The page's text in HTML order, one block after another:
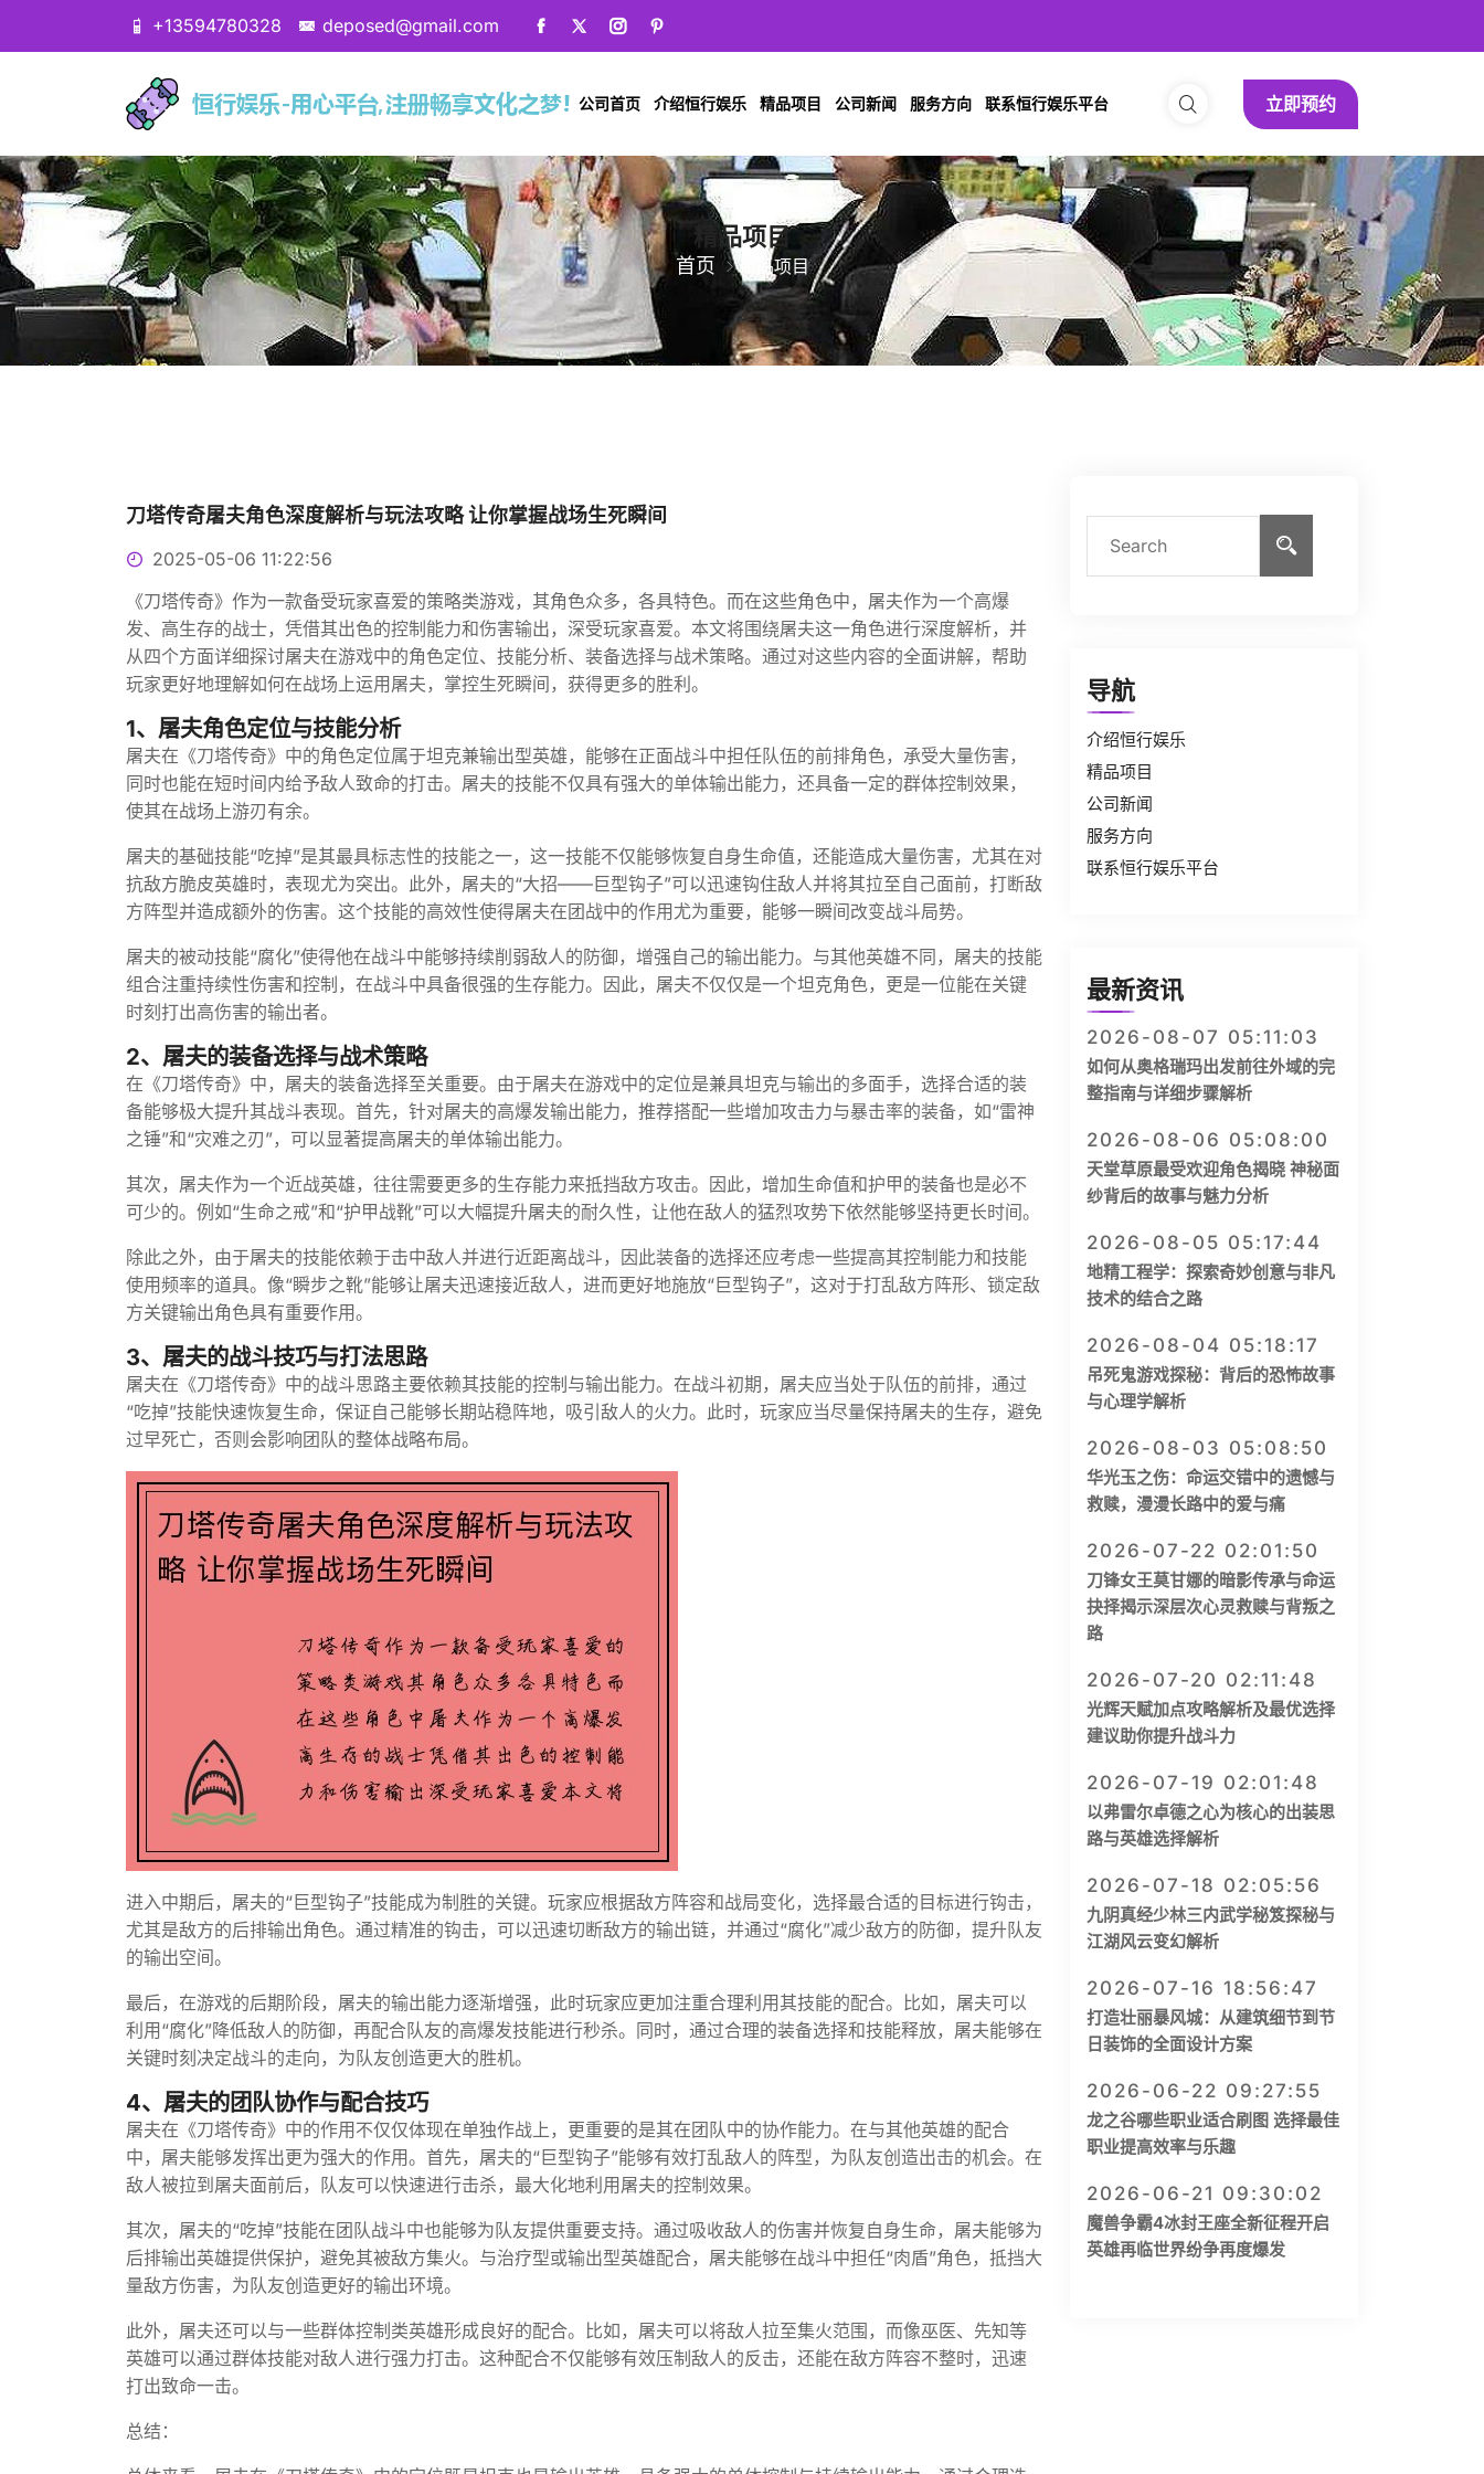
+13594780328 deposed@gmail.com
公司首页 介绍恒行娱乐 精品项目 公司新闻 服务方向 联系恒行娱乐平台 立即预约
精品项目
首页 精品项目
刀塔传奇屠夫角色深度解析与玩法攻略 让你掌握战场生死瞬间
2025-05-06 11:22:56
《刀塔传奇》作为一款备受玩家喜爱的策略类游戏，其角色众多，各具特色。而在这些角色中，屠夫作为一个高爆
发、高生存的战士，凭借其出色的控制能力和伤害输出，深受玩家喜爱。本文将围绕屠夫这一角色进行深度解析，并
从四个方面详细探讨屠夫在游戏中的角色定位、技能分析、装备选择与战术策略。通过对这些内容的全面讲解，帮助
玩家更好地理解如何在战场上运用屠夫，掌控生死瞬间，获得更多的胜利。
1、屠夫角色定位与技能分析
屠夫在《刀塔传奇》中的角色定位属于坦克兼输出型英雄，能够在正面战斗中担任队伍的前排角色，承受大量伤害，
同时也能在短时间内给予敌人致命的打击。屠夫的技能不仅具有强大的单体输出能力，还具备一定的群体控制效果，
使其在战场上游刃有余。
屠夫的基础技能“吃掉”是其最具标志性的技能之一，这一技能不仅能够恢复自身生命值，还能造成大量伤害，尤其在对
抗敌方脆皮英雄时，表现尤为突出。此外，屠夫的“大招——巨型钩子”可以迅速钩住敌人并将其拉至自己面前，打断敌
方阵型并造成额外的伤害。这个技能的高效性使得屠夫在团战中的作用尤为重要，能够一瞬间改变战斗局势。
屠夫的被动技能“腐化”使得他在战斗中能够持续削弱敌人的防御，增强自己的输出能力。与其他英雄不同，屠夫的技能
组合注重持续性伤害和控制，在战斗中具备很强的生存能力。因此，屠夫不仅仅是一个坦克角色，更是一位能在关键
时刻打出高伤害的输出者。
2、屠夫的装备选择与战术策略
在《刀塔传奇》中，屠夫的装备选择至关重要。由于屠夫在游戏中的定位是兼具坦克与输出的多面手，选择合适的装
备能够极大提升其战斗表现。首先，针对屠夫的高爆发输出能力，推荐搭配一些增加攻击力与暴击率的装备，如“雷神
之锤”和“灾难之刃”，可以显著提高屠夫的单体输出能力。
其次，屠夫作为一个近战英雄，往往需要更多的生存能力来抵挡敌方攻击。因此，增加生命值和护甲的装备也是必不
可少的。例如“生命之戒”和“护甲战靴”可以大幅提升屠夫的耐久性，让他在敌人的猛烈攻势下依然能够坚持更长时间。
除此之外，由于屠夫的技能依赖于击中敌人并进行近距离战斗，因此装备的选择还应考虑一些提高其控制能力和技能
使用频率的道具。像“瞬步之靴”能够让屠夫迅速接近敌人，进而更好地施放“巨型钩子”，这对于打乱敌方阵形、锁定敌
方关键输出角色具有重要作用。
3、屠夫的战斗技巧与打法思路
屠夫在《刀塔传奇》中的战斗思路主要依赖其技能的控制与输出能力。在战斗初期，屠夫应当处于队伍的前排，通过
“吃掉”技能快速恢复生命，保证自己能够长期站稳阵地，吸引敌人的火力。此时，玩家应当尽量保持屠夫的生存，避免
过早死亡，否则会影响团队的整体战略布局。
进入中期后，屠夫的“巨型钩子”技能成为制胜的关键。玩家应根据敌方阵容和战局变化，选择最合适的目标进行钩击，
尤其是敌方的后排输出角色。通过精准的钩击，可以迅速切断敌方的输出链，并通过“腐化”减少敌方的防御，提升队友
的输出空间。
最后，在游戏的后期阶段，屠夫的输出能力逐渐增强，此时玩家应更加注重合理利用其技能的配合。比如，屠夫可以
利用“腐化”降低敌人的防御，再配合队友的高爆发技能进行秒杀。同时，通过合理的装备选择和技能释放，屠夫能够在
关键时刻决定战斗的走向，为队友创造更大的胜机。
4、屠夫的团队协作与配合技巧
屠夫在《刀塔传奇》中的作用不仅仅体现在单独作战上，更重要的是其在团队中的协作能力。在与其他英雄的配合
中，屠夫能够发挥出更为强大的作用。首先，屠夫的“巨型钩子”能够有效打乱敌人的阵型，为队友创造出击的机会。在
敌人被拉到屠夫面前后，队友可以快速进行击杀，最大化地利用屠夫的控制效果。
其次，屠夫的“吃掉”技能在团队战斗中也能够为队友提供重要支持。通过吸收敌人的伤害并恢复自身生命，屠夫能够为
后排输出英雄提供保护，避免其被敌方集火。与治疗型或输出型英雄配合，屠夫能够在战斗中担任“肉盾”角色，抵挡大
量敌方伤害，为队友创造更好的输出环境。
此外，屠夫还可以与一些群体控制类英雄形成良好的配合。比如，屠夫可以将敌人拉至集火范围，而像巫医、先知等
英雄可以通过群体技能对敌人进行强力打击。这种配合不仅能够有效压制敌人的反击，还能在敌方阵容不整时，迅速
打出致命一击。
总结：
导航
介绍恒行娱乐
精品项目
公司新闻
服务方向
联系恒行娱乐平台
最新资讯
2026-08-07 05:11:03
如何从奥格瑞玛出发前往外域的完
整指南与详细步骤解析
2026-08-06 05:08:00
天堂草原最受欢迎角色揭晓 神秘面
纱背后的故事与魅力分析
2026-08-05 05:17:44
地精工程学：探索奇妙创意与非凡
技术的结合之路
2026-08-04 05:18:17
吊死鬼游戏探秘：背后的恐怖故事
与心理学解析
2026-08-03 05:08:50
华光玉之伤：命运交错中的遗憾与
救赎，漫漫长路中的爱与痛
2026-07-22 02:01:50
刀锋女王莫甘娜的暗影传承与命运
抉择揭示深层次心灵救赎与背叛之
路
2026-07-20 02:11:48
光辉天赋加点攻略解析及最优选择
建议助你提升战斗力
2026-07-19 02:01:48
以弗雷尔卓德之心为核心的出装思
路与英雄选择解析
2026-07-18 02:05:56
九阴真经少林三内武学秘笈探秘与
江湖风云变幻解析
2026-07-16 18:56:47
打造壮丽暴风城：从建筑细节到节
日装饰的全面设计方案
2026-06-22 09:27:55
龙之谷哪些职业适合刷图 选择最佳
职业提高效率与乐趣
2026-06-21 09:30:02
魔兽争霸4冰封王座全新征程开启
英雄再临世界纷争再度爆发